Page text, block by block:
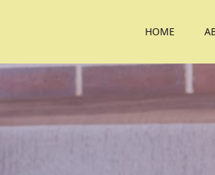
HOME